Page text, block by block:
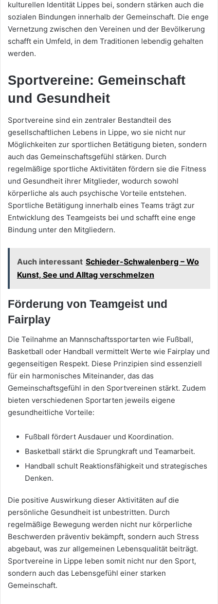
kulturellen Identität Lippes bei, sondern stärken auch die
sozialen Bindungen innerhalb der Gemeinschaft. Die enge
Vernetzung zwischen den Vereinen und der Bevölkerung
schafft ein Umfeld, in dem Traditionen lebendig gehalten
werden.
Sportvereine: Gemeinschaft
und Gesundheit
Sportvereine sind ein zentraler Bestandteil des
gesellschaftlichen Lebens in Lippe, wo sie nicht nur
Möglichkeiten zur sportlichen Betätigung bieten, sondern
auch das Gemeinschaftsgefühl stärken. Durch
regelmäßige sportliche Aktivitäten fördern sie die Fitness
und Gesundheit ihrer Mitglieder, wodurch sowohl
körperliche als auch psychische Vorteile entstehen.
Sportliche Betätigung innerhalb eines Teams trägt zur
Entwicklung des Teamgeists bei und schafft eine enge
Bindung unter den Mitgliedern.
Auch interessant Schieder-Schwalenberg – Wo
Kunst, See und Alltag verschmelzen
Förderung von Teamgeist und
Fairplay
Die Teilnahme an Mannschaftssportarten wie Fußball,
Basketball oder Handball vermittelt Werte wie Fairplay und
gegenseitigen Respekt. Diese Prinzipien sind essenziell
für ein harmonisches Miteinander, das das
Gemeinschaftsgefühl in den Sportvereinen stärkt. Zudem
bieten verschiedenen Sportarten jeweils eigene
gesundheitliche Vorteile:
Fußball fördert Ausdauer und Koordination.
Basketball stärkt die Sprungkraft und Teamarbeit.
Handball schult Reaktionsfähigkeit und strategisches
Denken.
Die positive Auswirkung dieser Aktivitäten auf die
persönliche Gesundheit ist unbestritten. Durch
regelmäßige Bewegung werden nicht nur körperliche
Beschwerden präventiv bekämpft, sondern auch Stress
abgebaut, was zur allgemeinen Lebensqualität beiträgt.
Sportvereine in Lippe leben somit nicht nur den Sport,
sondern auch das Lebensgefühl einer starken
Gemeinschaft.